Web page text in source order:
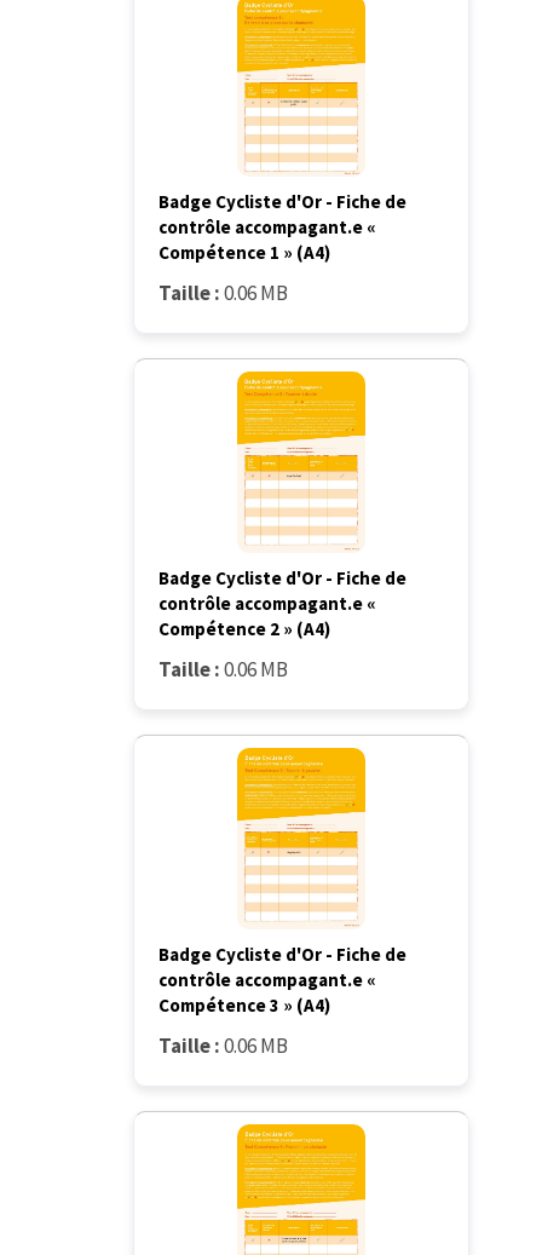
Badge Cycliste d'Or - Fiche de
contrôle accompagant.e «
Compétence 1 » (A4)
Taille :0.06 MB
Badge Cycliste d'Or - Fiche de
contrôle accompagant.e «
Compétence 2 » (A4)
Taille :0.06 MB
Badge Cycliste d'Or - Fiche de
contrôle accompagant.e «
Compétence 3 » (A4)
Taille :0.06 MB